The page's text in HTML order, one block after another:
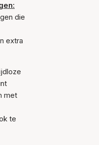
die
extra
met
te